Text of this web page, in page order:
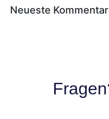
Neueste